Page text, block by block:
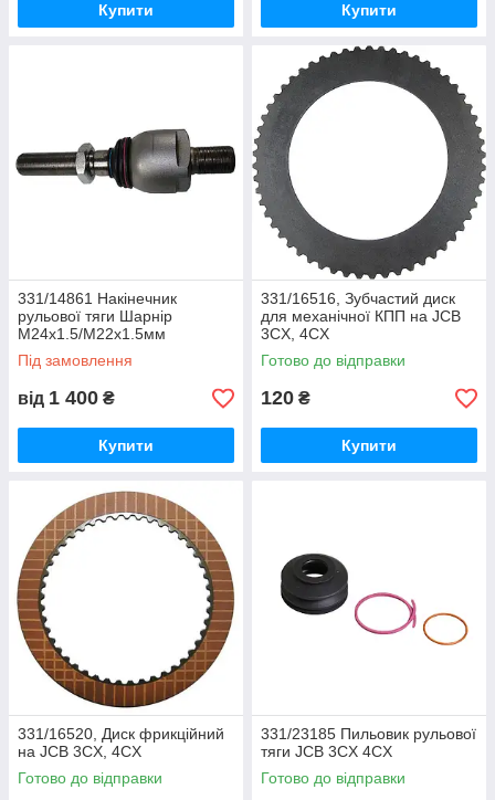
Купити Купити
331/14861 Накінечник
рульової тяги Шарнір
M24х1.5/М22х1.5мм
передній міст на JCB 3CX,
4CX
Під замовлення
від 1 400 ₴
Купити
331/16516, Зубчастий диск
для механічної КПП на JCB
3CX, 4CX
Готово до відправки
120 ₴
Купити
331/16520, Диск фрикційний
на JCB 3CX, 4CX
Готово до відправки
331/23185 Пильовик рульової
тяги JCB 3CX 4CX
Готово до відправки